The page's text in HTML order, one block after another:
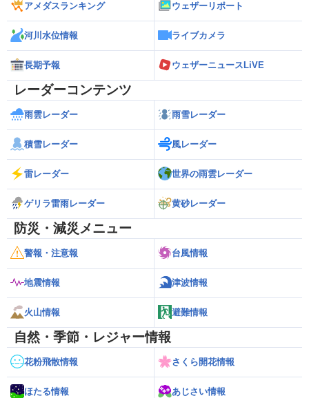
アメダスランキング ウェザーリポート
河川水位情報 ライブカメラ
長期予報 ウェザーニュースLiVE
レーダーコンテンツ
雨雲レーダー 雨雪レーダー
積雪レーダー 風レーダー
雷レーダー 世界の雨雲レーダー
ゲリラ雷雨レーダー 黄砂レーダー
防災・減災メニュー
警報・注意報 台風情報
地震情報 津波情報
火山情報 避難情報
自然・季節・レジャー情報
花粉飛散情報 さくら開花情報
ほたる情報 あじさい情報